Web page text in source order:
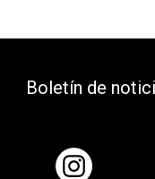
Boletín de